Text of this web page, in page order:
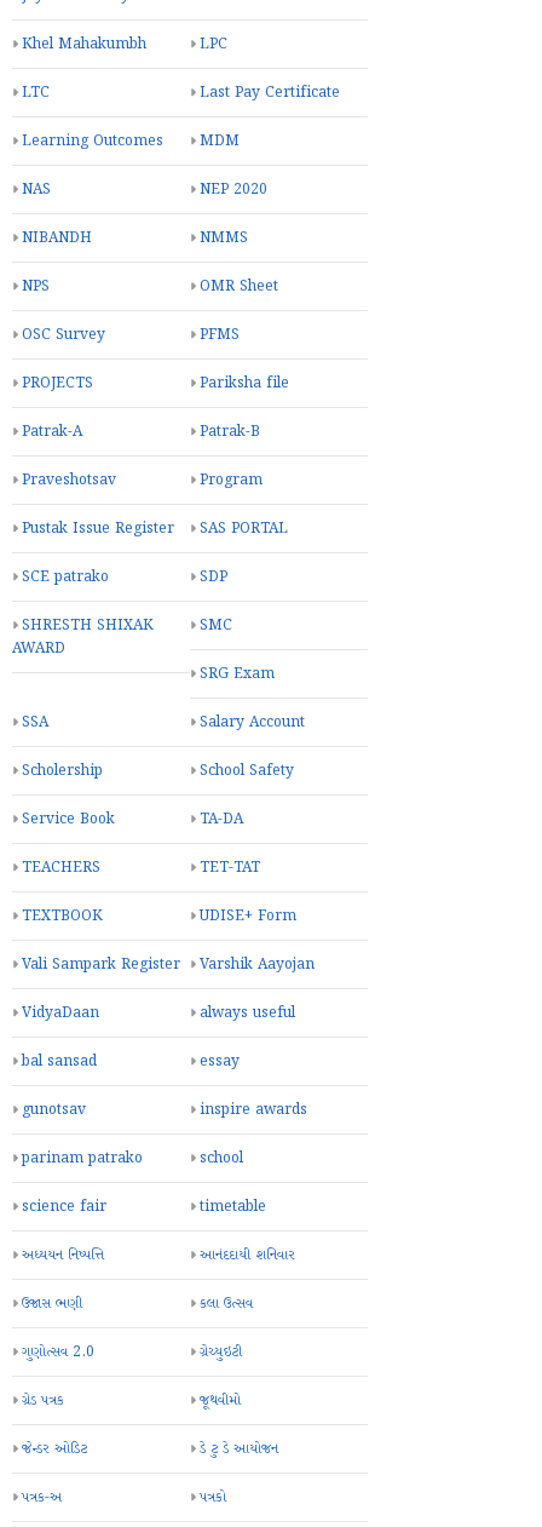
Khel Mahakumbh LPC
LTC Last Pay Certificate
Learning Outcomes MDM
NAS NEP 2020
NIBANDH NMMS
NPS OMR Sheet
OSC Survey PFMS
PROJECTS Pariksha file
Patrak-A Patrak-B
Praveshotsav Program
Pustak Issue Register SAS PORTAL
SCE patrako SDP
SHRESTH SHIXAK
AWARD
SMC
SRG Exam
SSA Salary Account
Scholership School Safety
Service Book TA-DA
TEACHERS TET-TAT
TEXTBOOK UDISE+ Form
Vali Sampark Register Varshik Aayojan
VidyaDaan always useful
bal sansad essay
gunotsav inspire awards
parinam patrako school
science fair timetable
અધ્યયન નિષ્પત્તિ આનંદદાયી શનિવાર
ઉજાસ ભણી કલા ઉત્સવ
ગુણોત્સવ 2.0 ગ્રેચ્યુઇટી
ગ્રેડ પત્રક જૂથવીમો
જેન્ડર ઓડિટ ડે ટુ ડે આયોજન
પત્રક-અ પત્રકો